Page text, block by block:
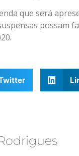
que será
possam